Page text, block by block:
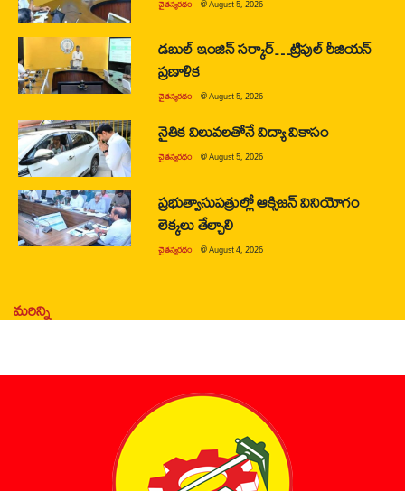
చైతన్యరధం @August 5, 2026
డబుల్ ఇంజిన్ సర్కార్…ట్రిపుల్ రీజియన్
ప్రణాళిక
చైతన్యరధం @August 5, 2026
నైతిక విలువలతోనే విద్యా వికాసం
చైతన్యరధం @August 5, 2026
ప్రభుత్వాసుపత్రుల్లో ఆక్సిజన్ వినియోగం
లెక్కలు తేల్చాలి
చైతన్యరధం @August 4, 2026
మరిన్ని